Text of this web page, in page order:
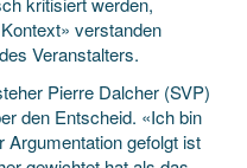
verstanden
Veranstalters.
Pierre Dalcher (SVP)
den Entscheid. «Ich bin
Argumentation gefolgt ist